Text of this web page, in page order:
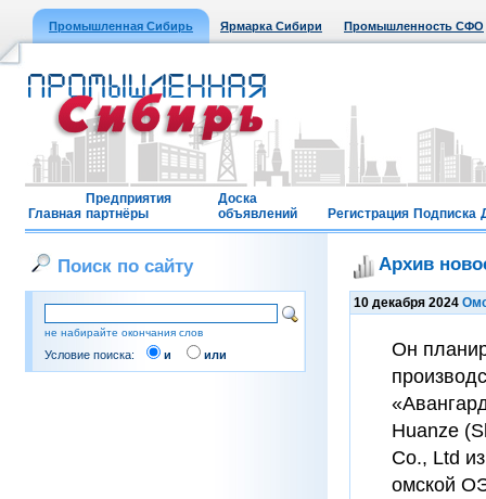
Промышленная Сибирь Ярмарка Сибири Промышленность СФО
Главная
Предприятия
партнёры
Доска
объявлений
Регистрация Подписка
Поиск по сайту
не набирайте окончания слов
Условие поиска: и или
Архив
10 декабря 2024
Он
Huanze
Co., Ltd
омской